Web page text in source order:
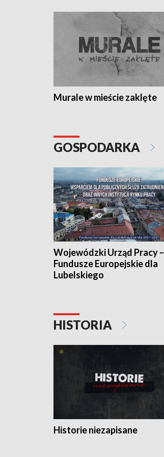
Murale w mieście zaklęte
GOSPODARKA
Wojewódzki Urząd Pracy –
Fundusze Europejskie dla
Lubelskiego
HISTORIA
Historie niezapisane